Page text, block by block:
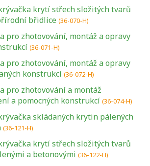
krytí střech složitých tvarů
břidlice (36-070-H)
pro zhotovování, montáž a opravy
(36-071-H)
pro zhotovování, montáž a opravy
konstrukcí (36-072-H)
pro zhotovování a montáž
a pomocných konstrukcí (36-074-H)
skládaných krytin pálených
(36-121-H)
krytí střech složitých tvarů
a betonovými (36-122-H)